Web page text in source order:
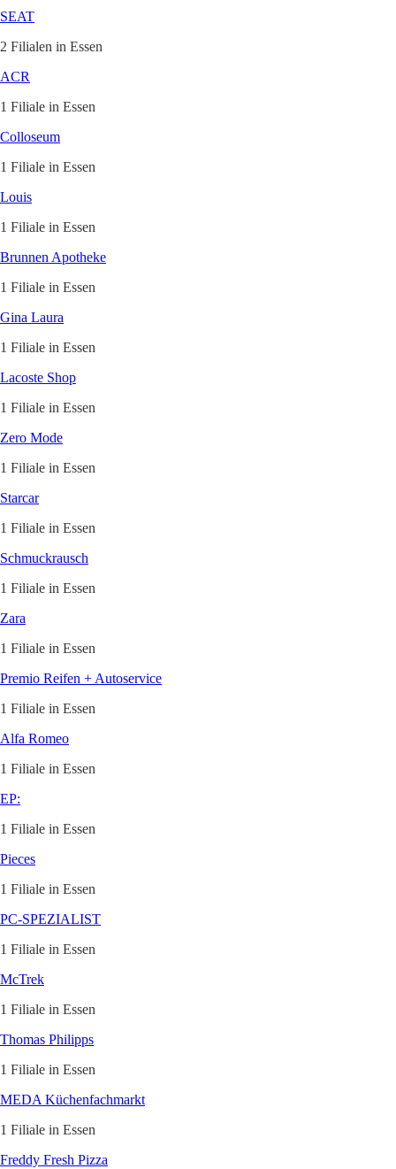
SEAT
2 Filialen in Essen
ACR
1 Filiale in Essen
Colloseum
1 Filiale in Essen
Louis
1 Filiale in Essen
Brunnen Apotheke
1 Filiale in Essen
Gina Laura
1 Filiale in Essen
Lacoste Shop
1 Filiale in Essen
Zero Mode
1 Filiale in Essen
Starcar
1 Filiale in Essen
Schmuckrausch
1 Filiale in Essen
Zara
1 Filiale in Essen
Premio Reifen + Autoservice
1 Filiale in Essen
Alfa Romeo
1 Filiale in Essen
EP:
1 Filiale in Essen
Pieces
1 Filiale in Essen
PC-SPEZIALIST
1 Filiale in Essen
McTrek
1 Filiale in Essen
Thomas Philipps
1 Filiale in Essen
MEDA Küchenfachmarkt
1 Filiale in Essen
Freddy Fresh Pizza